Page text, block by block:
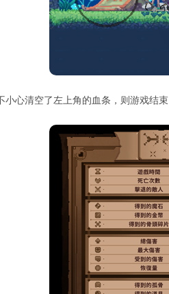
小心清空了左上角的血条，则游戏结